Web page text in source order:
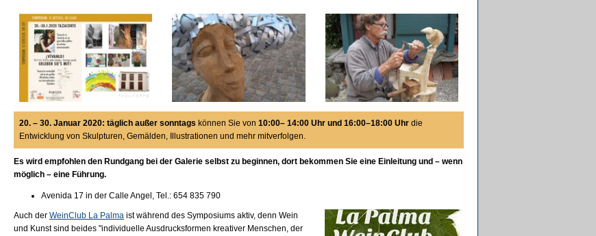
20. – 30. Januar 2020: täglich außer sonntags können Sie von 10:00– 14:00 Uhr und 16:00–18:00 Uhr die
Entwicklung von Skulpturen, Gemälden, Illustrationen und mehr mitverfolgen.
Es wird empfohlen den Rundgang bei der Galerie selbst zu beginnen, dort bekommen Sie eine Einleitung und – wenn
möglich – eine Führung.
Avenida 17 in der Calle Angel, Tel.: 654 835 790
Auch der WeinClub La Palma ist während des Symposiums aktiv, denn Wein
und Kunst sind beides "individuelle Ausdrucksformen kreativer Menschen, der